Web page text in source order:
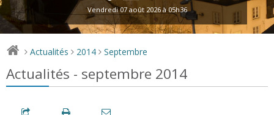
Vendredi 07 août 2026 à 05h36
> Actualités > 2014 > Septembre
Actualités - septembre 2014